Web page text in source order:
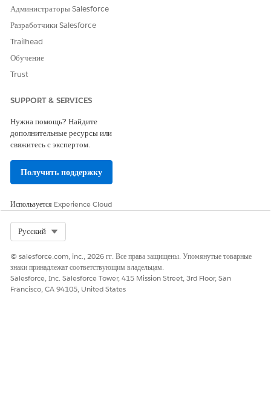
Администраторы Salesforce
Разработчики Salesforce
Trailhead
Обучение
Trust
SUPPORT & SERVICES
Нужна помощь? Найдите
дополнительные ресурсы или
свяжитесь с экспертом.
Получить поддержку
Используется Experience Cloud
Русский
© salesforce.com, inc., 2026 гг. Все права защищены. Упомянутые товарные
знаки принадлежат соответствующим владельцам.
Salesforce, Inc. Salesforce Tower, 415 Mission Street, 3rd Floor, San
Francisco, CA 94105, United States